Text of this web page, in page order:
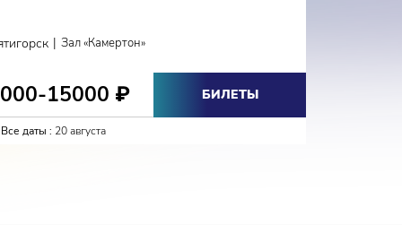
| Зал «Камертон»
15000 ₽ БИЛЕТЫ
Все даты : 20 августа